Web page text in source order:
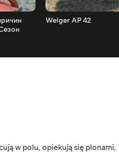
Welger AP 42
w polu, opiekują się plonami,